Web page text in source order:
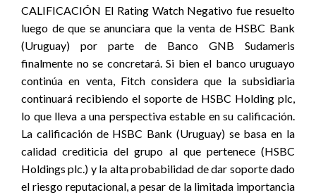
CALIFICACIÓN El Rating Watch Negativo fue resuelto
luego de que se anunciara que la venta de HSBC Bank
(Uruguay) por parte de Banco GNB Sudameris
finalmente no se concretará. Si bien el banco uruguayo
continúa en venta, Fitch considera que la subsidiaria
continuará recibiendo el soporte de HSBC Holding plc,
lo que lleva a una perspectiva estable en su calificación.
La calificación de HSBC Bank (Uruguay) se basa en la
calidad crediticia del grupo al que pertenece (HSBC
Holdings plc.) y la alta probabilidad de dar soporte dado
el riesgo reputacional, a pesar de la limitada importancia